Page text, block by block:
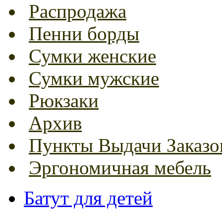
Распродажа
Пенни борды
Сумки женские
Сумки мужские
Рюкзаки
Архив
Пункты Выдачи
Эргономичная мебель
Батут для детей